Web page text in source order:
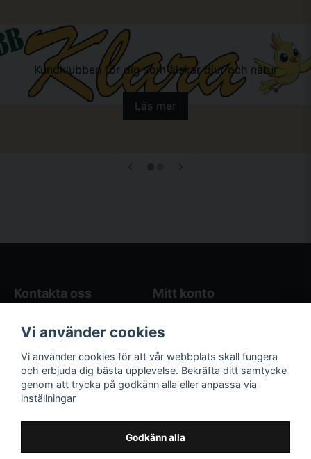
Kundklubben för dig som älskar djur och natur
Läs mer
Kontakta oss
Butikens öppettider
Kontakta oss
Mitt konto
Registrera dig
Följ oss på sociala
medier!
Våra räkneverktyg
Hönsgårdsräknare
Vi använder cookies
Vi använder cookies för att vår webbplats skall fungera
och erbjuda dig bästa upplevelse. Bekräfta ditt samtycke
genom att trycka på godkänn alla eller anpassa via
inställningar
Godkänn alla